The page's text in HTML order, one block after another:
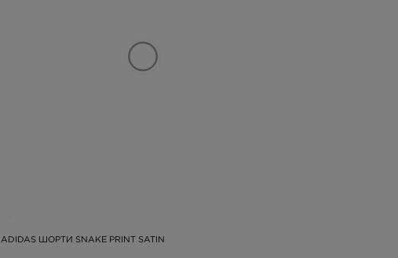
ADIDAS ШОРТИ SNAKE PRINT SATIN